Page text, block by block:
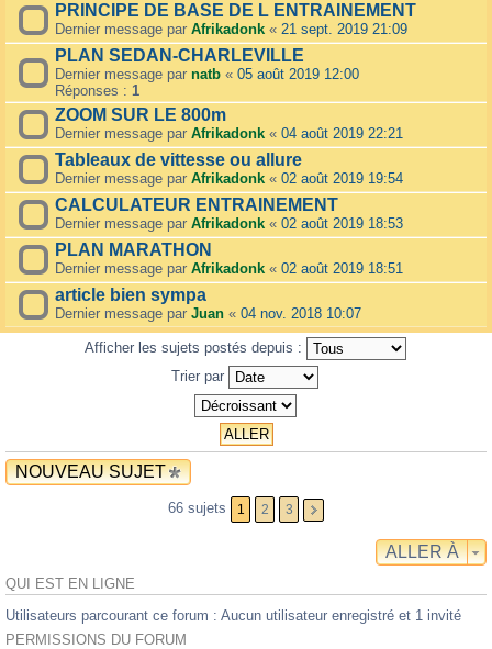
PRINCIPE DE BASE DE L ENTRAINEMENT
Dernier message par Afrikadonk « 21 sept. 2019 21:09
PLAN SEDAN-CHARLEVILLE
Dernier message par natb « 05 août 2019 12:00
Réponses : 1
ZOOM SUR LE 800m
Dernier message par Afrikadonk « 04 août 2019 22:21
Tableaux de vittesse ou allure
Dernier message par Afrikadonk « 02 août 2019 19:54
CALCULATEUR ENTRAINEMENT
Dernier message par Afrikadonk « 02 août 2019 18:53
PLAN MARATHON
Dernier message par Afrikadonk « 02 août 2019 18:51
article bien sympa
Dernier message par Juan « 04 nov. 2018 10:07
Afficher les sujets postés depuis :
Trier par
NOUVEAU SUJET
66 sujets 1 2 3
ALLER À
QUI EST EN LIGNE
Utilisateurs parcourant ce forum : Aucun utilisateur enregistré et 1 invité
PERMISSIONS DU FORUM